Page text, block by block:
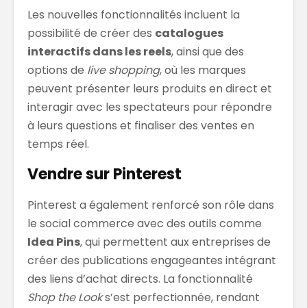
Les nouvelles fonctionnalités incluent la
possibilité de créer des catalogues
interactifs dans les reels, ainsi que des
options de live shopping, où les marques
peuvent présenter leurs produits en direct et
interagir avec les spectateurs pour répondre
à leurs questions et finaliser des ventes en
temps réel.
Vendre sur Pinterest
Pinterest a également renforcé son rôle dans
le social commerce avec des outils comme
Idea Pins, qui permettent aux entreprises de
créer des publications engageantes intégrant
des liens d’achat directs. La fonctionnalité
Shop the Looks’est perfectionnée, rendant